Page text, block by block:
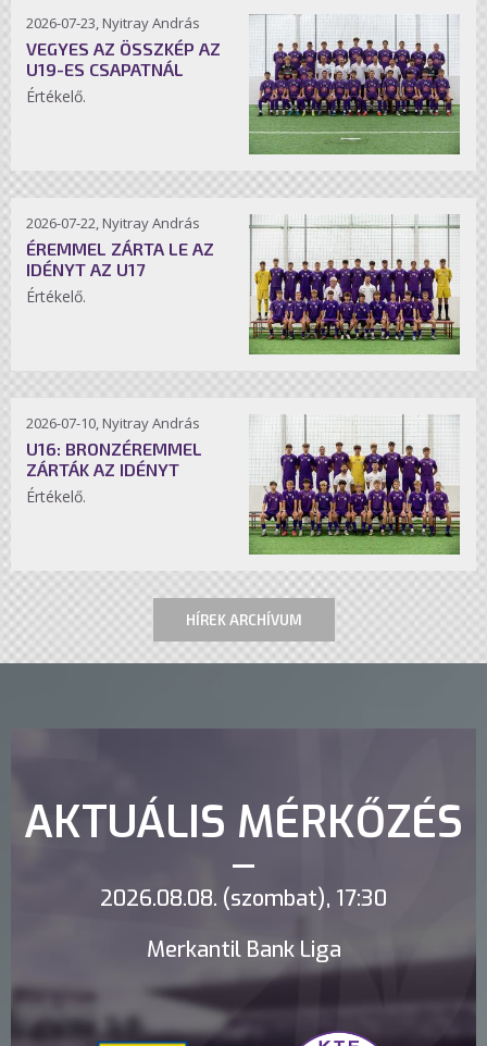
2026-07-23, Nyitray András
VEGYES AZ ÖSSZKÉP AZ
U19-ES CSAPATNÁL
Értékelő.
2026-07-22, Nyitray András
ÉREMMEL ZÁRTA LE AZ
IDÉNYT AZ U17
Értékelő.
2026-07-10, Nyitray András
U16: BRONZÉREMMEL
ZÁRTÁK AZ IDÉNYT
Értékelő.
HÍREK ARCHÍVUM
AKTUÁLIS MÉRKŐZÉS
2026.08.08. (szombat), 17:30
Merkantil Bank Liga